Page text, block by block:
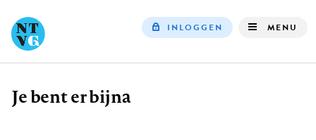
INLOGGEN MENU
Kruimelpad
Je bent er bijna